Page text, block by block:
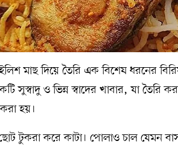
মাছ দিয়ে তৈরি এক বিশেষ ধরনের
সুস্বাদু ও ভিন্ন স্বাদের খাবার, যা
হয়।
টুকরা করে কাটা। পোলাও চাল যেমন